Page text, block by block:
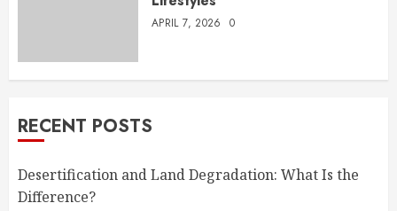
APRIL 7, 2026 0
RECENT POSTS
Desertification and Land Degradation: What Is the
Difference?